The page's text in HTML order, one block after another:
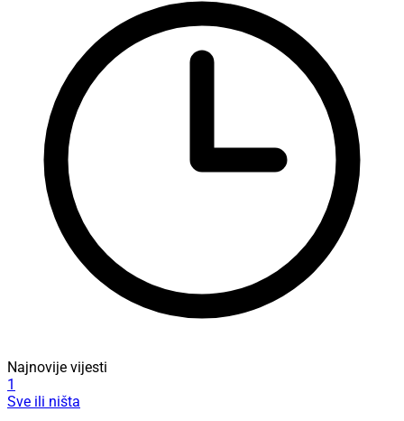
Najnovije vijesti
1
Sve ili ništa